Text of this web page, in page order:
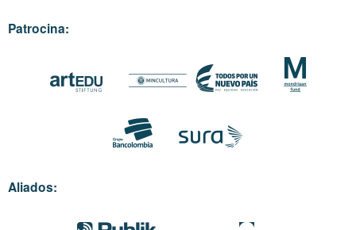
Patrocina:
Aliados: